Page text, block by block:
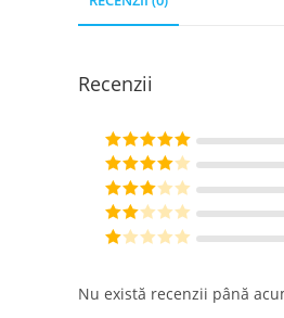
Recenzii
Evaluat la5
din 5
Evaluat la
4din 5
Evaluat
la3din
Eval
Nu există recenzii până